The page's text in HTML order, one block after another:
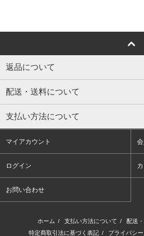
返品について
配送・送料について
支払い方法について
マイアカウント
ログイン
お問い合わせ
ホーム / 支払い方法について / 配送
特定商取引法に基づく表記 / プライバシ